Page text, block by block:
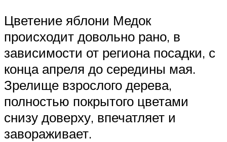
Цветение яблони Медок
происходит довольно рано, в
зависимости от региона посадки, с
конца апреля до середины мая.
Зрелище взрослого дерева,
полностью покрытого цветами
снизу доверху, впечатляет и
завораживает.